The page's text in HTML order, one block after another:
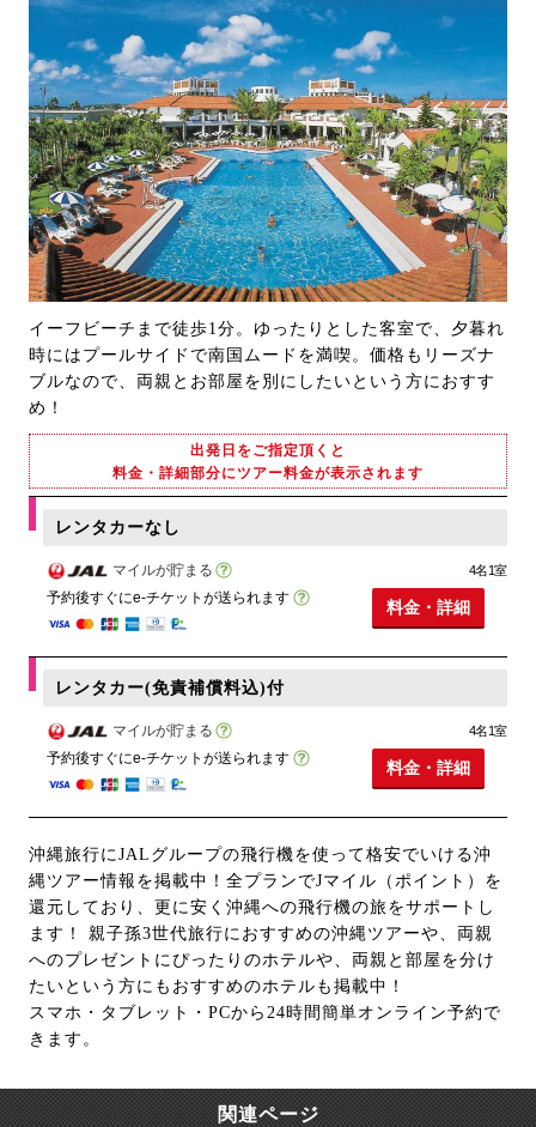
イーフビーチまで徒歩1分。ゆったりとした客室で、夕暮れ
時にはプールサイドで南国ムードを満喫。価格もリーズナ
ブルなので、両親とお部屋を別にしたいという方におすす
め！
出発日をご指定頂くと
料金・詳細部分にツアー料金が表示されます
レンタカーなし
マイルが貯まる
予約後すぐにe-チケットが送られます
4名1室
料金・詳細
レンタカー(免責補償料込)付
マイルが貯まる
予約後すぐにe-チケットが送られます
4名1室
料金・詳細
沖縄旅行にJALグループの飛行機を使って格安でいける沖
縄ツアー情報を掲載中！全プランでJマイル（ポイント）を
還元しており、更に安く沖縄への飛行機の旅をサポートし
ます！ 親子孫3世代旅行におすすめの沖縄ツアーや、両親
へのプレゼントにぴったりのホテルや、両親と部屋を分け
たいという方にもおすすめのホテルも掲載中！
スマホ・タブレット・PCから24時間簡単オンライン予約で
きます。
関連ページ